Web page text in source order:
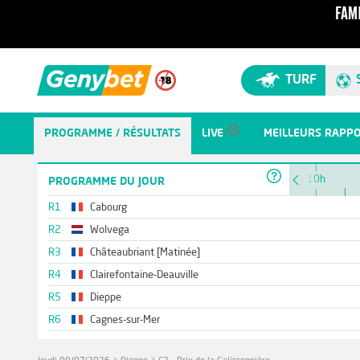
TURF
PROGRAMME / RÉSULTATS LIVE MEILLEURS
PROGRAMME DU JOUR
R1 Cabourg
R2 Wolvega
R3 Châteaubriant [Matinée]
R4 Clairefontaine-Deauville
R5 Dieppe
R6 Cagnes-sur-Mer
10h